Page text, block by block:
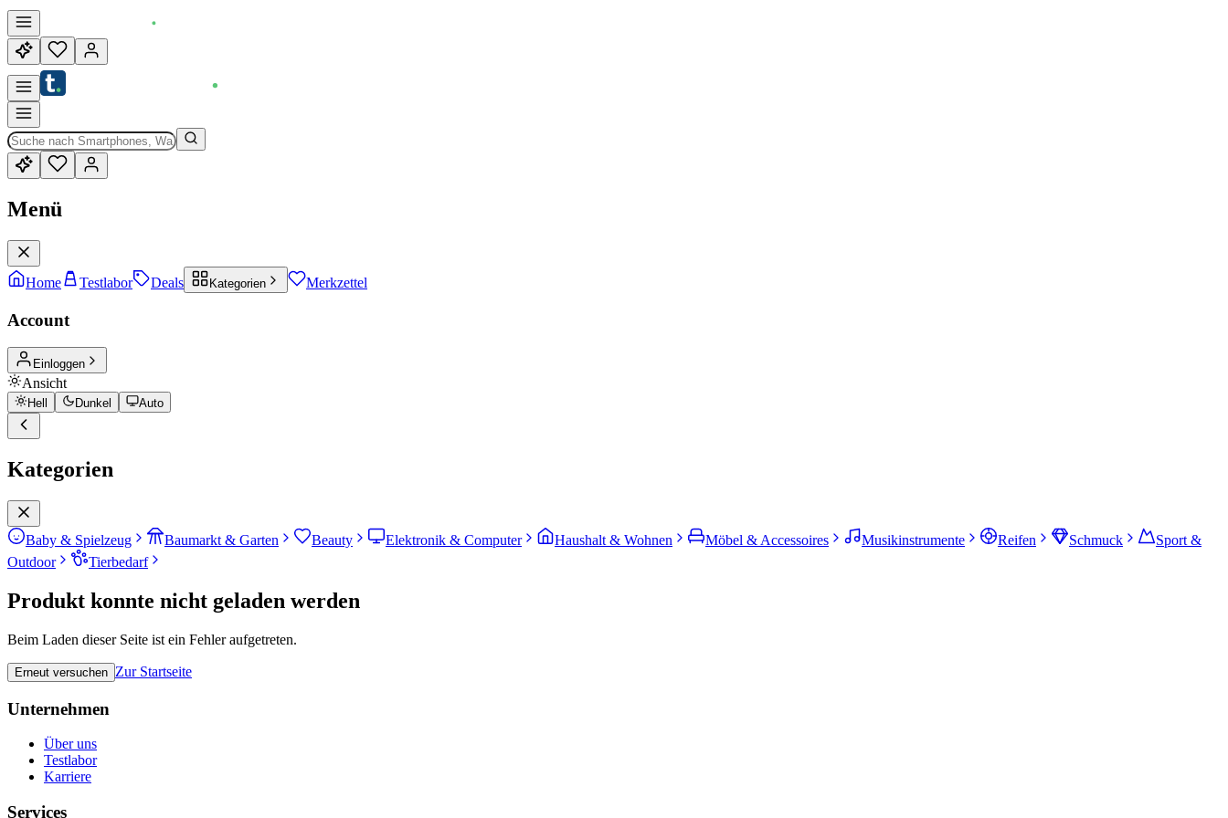
Menü
Home Testlabor Deals Kategorien Merkzettel
Account
Einloggen
Ansicht
Hell Dunkel Auto
Kategorien
Baby & Spielzeug Baumarkt & Garten Beauty Elektronik & Computer Haushalt & Wohnen Möbel & Accessoires Musikinstrumente Reifen Schmuck
Sport &
Outdoor
Tierbedarf
Produkt konnte nicht geladen werden
Beim Laden dieser Seite ist ein Fehler aufgetreten.
Erneut versuchen Zur Startseite
Unternehmen
Über uns
Testlabor
Karriere
Services